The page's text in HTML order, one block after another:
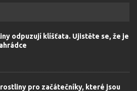
odpuzují klíšťata. Ujistěte se, že je
pro začátečníky, které jsou